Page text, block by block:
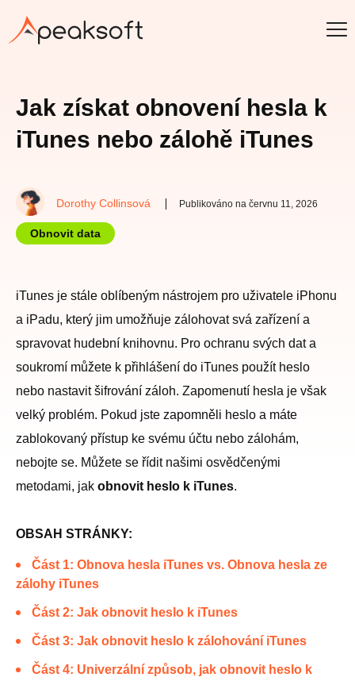
Jak získat obnovení hesla k
iTunes nebo zálohě iTunes
Dorothy Collinsová Publikováno na červnu 11, 2026
Obnovit data
iTunes je stále oblíbeným nástrojem pro uživatele iPhonu
a iPadu, který jim umožňuje zálohovat svá zařízení a
spravovat hudební knihovnu. Pro ochranu svých dat a
soukromí můžete k přihlášení do iTunes použít heslo
nebo nastavit šifrování záloh. Zapomenutí hesla je však
velký problém. Pokud jste zapomněli heslo a máte
zablokovaný přístup ke svému účtu nebo zálohám,
nebojte se. Můžete se řídit našimi osvědčenými
metodami, jak obnovit heslo k iTunes.
OBSAH STRÁNKY:
Část 1: Obnova hesla iTunes vs. Obnova hesla ze
zálohy iTunes
Část 2: Jak obnovit heslo k iTunes
Část 3: Jak obnovit heslo k zálohování iTunes
Část 4: Univerzální způsob, jak obnovit heslo k